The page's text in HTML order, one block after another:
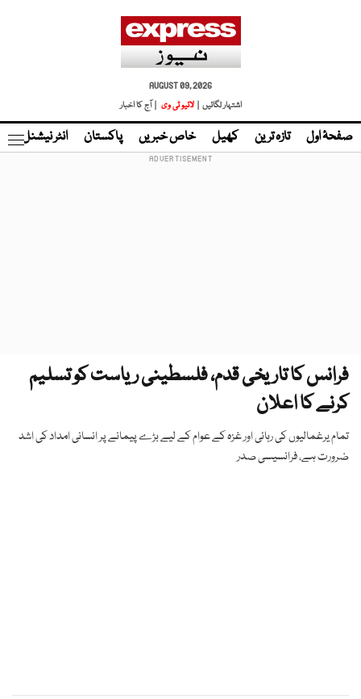
AUGUST 09, 2026
اشتہار لگائیں |
لائیو ٹی وی | آج کا اخبار
صفحۂ اول تازہ ترین کھیل خاص خبریں پاکستان انٹر نیشنل
فرانس کا تاریخی قدم، فلسطینی ریاست کو تسلیم
کرنے کا اعلان
تمام یرغمالیوں کی رہائی اور غزہ کے عوام کے لیے بڑے پیمانے پر انسانی امداد کی اشد
ضرورت ہے، فرانسیسی صدر